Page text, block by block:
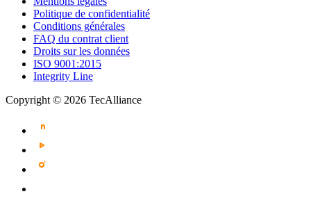
Politique de confidentialité
Conditions générales
FAQ du contrat client
Droits sur les données
ISO 9001:2015
Integrity Line
Copyright © 2026 TecAlliance